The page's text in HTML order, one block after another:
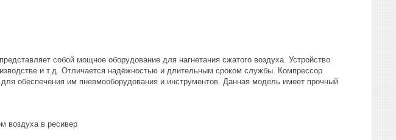
представляет собой мощное оборудование для нагнетания сжатого воздуха. Устройство
и т.д. Отличается надёжностью и длительным сроком службы. Компрессор
обеспечения им пневмооборудования и инструментов. Данная модель имеет прочный
воздуха в ресивер